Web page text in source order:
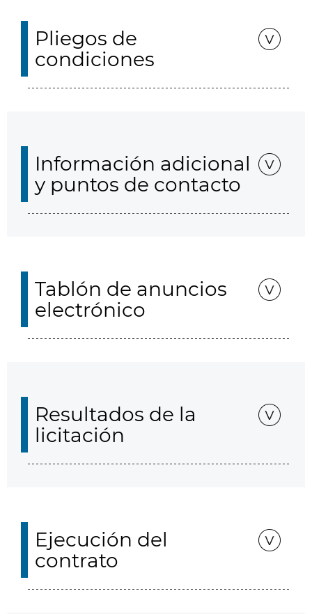
Pliegos de
condiciones
Información adicional
y puntos de contacto
Tablón de anuncios
electrónico
Resultados de la
licitación
Ejecución del
contrato